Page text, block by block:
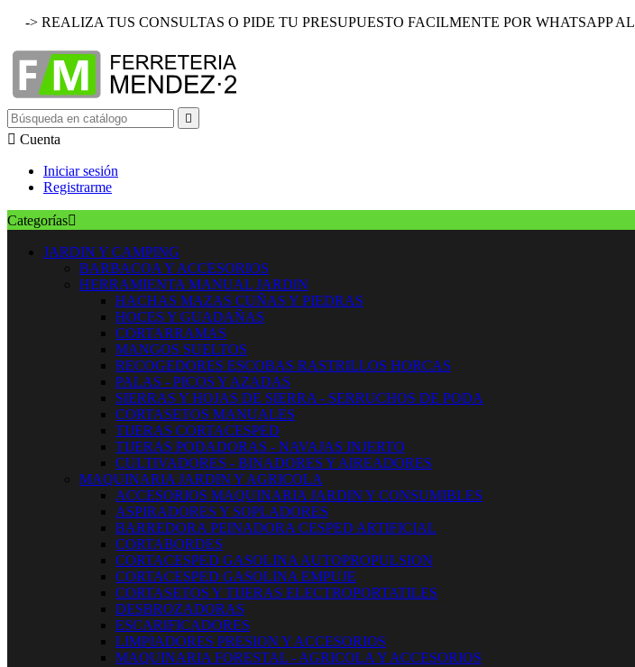
-> REALIZA TUS CONSULTAS O PIDE TU PRESUPUESTO FACILMENTE POR WHATSAPP AL

 Cuenta
Iniciar sesión
Registrarme
Categorías
JARDIN Y CAMPING
BARBACOA Y ACCESORIOS
HERRAMIENTA MANUAL JARDIN
HACHAS MAZAS CUÑAS Y PIEDRAS
HOCES Y GUADAÑAS
CORTARRAMAS
MANGOS SUELTOS
RECOGEDORES ESCOBAS RASTRILLOS HORCAS
PALAS - PICOS Y AZADAS
SIERRAS Y HOJAS DE SIERRA - SERRUCHOS DE PODA
CORTASETOS MANUALES
TIJERAS CORTACESPED
TIJERAS PODADORAS - NAVAJAS INJERTO
CULTIVADORES - BINADORES Y AIREADORES
MAQUINARIA JARDIN Y AGRICOLA
ACCESORIOS MAQUINARIA JARDIN Y CONSUMIBLES
ASPIRADORES Y SOPLADORES
BARREDORA PEINADORA CESPED ARTIFICIAL
CORTABORDES
CORTACESPED GASOLINA AUTOPROPULSION
CORTACESPED GASOLINA EMPUJE
CORTASETOS Y TIJERAS ELECTROPORTATILES
DESBROZADORAS
ESCARIFICADORES
LIMPIADORES PRESION Y ACCESORIOS
MAQUINARIA FORESTAL - AGRICOLA Y ACCESORIOS